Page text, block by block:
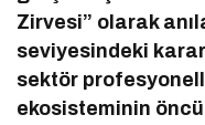
Zirvesi” olarak
seviyesindeki
sektör
ekosisteminin